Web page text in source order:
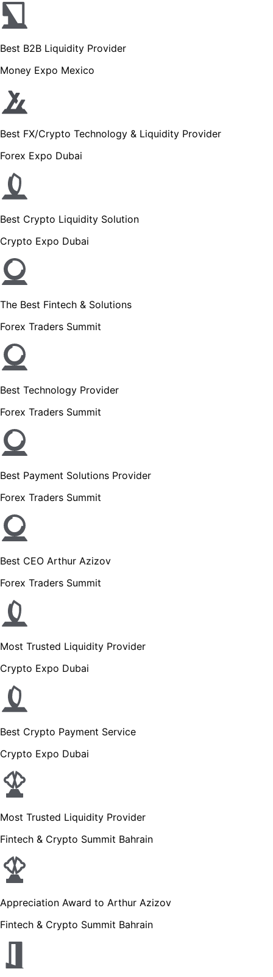
Best B2B Liquidity Provider
Money Expo Mexico
Best FX/Crypto Technology & Liquidity Provider
Forex Expo Dubai
Best Crypto Liquidity Solution
Crypto Expo Dubai
The Best Fintech & Solutions
Forex Traders Summit
Best Technology Provider
Forex Traders Summit
Best Payment Solutions Provider
Forex Traders Summit
Best CEO Arthur Azizov
Forex Traders Summit
Most Trusted Liquidity Provider
Crypto Expo Dubai
Best Crypto Payment Service
Crypto Expo Dubai
Most Trusted Liquidity Provider
Fintech & Crypto Summit Bahrain
Appreciation Award to Arthur Azizov
Fintech & Crypto Summit Bahrain